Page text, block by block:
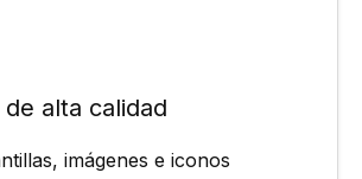
alta calidad
imágenes e iconos